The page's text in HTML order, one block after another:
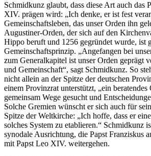
Schmidkunz glaubt, dass diese Art auch das
XIV. prägen wird: „Ich denke, er ist fest
Gemeinschaftsleben, das unser Orden ihn
Augustiner-Orden, der sich auf den
Hippo beruft und 1256 gegründet wurde, ist
Gemeinschaftsprinzip. „Angefangen bei
zum Generalkapitel ist unser Orden geprägt
und Gemeinschaft“, sagt Schmidkunz. So
nicht allein an der Spitze der deutschen
einem Provinzrat unterstützt, „ein
gemeinsam Wege gesucht und
Solche Gremien wünscht er sich auch für
Spitze der Weltkirche: „Ich hoffe, dass er
solches System zu etablieren.“ Schmidkunz
synodale Ausrichtung, die Papst Franziskus
mit Papst Leo XIV. weitergehen.